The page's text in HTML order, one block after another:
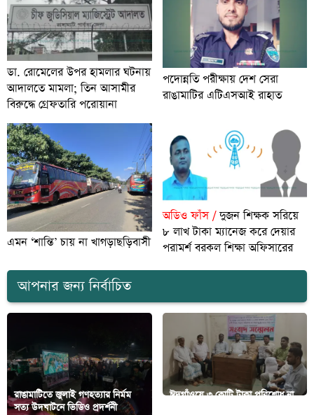
ডা. রোমেলের উপর হামলার ঘটনায়
আদালতে মামলা; তিন আসামীর
বিরুদ্ধে গ্রেফতারি পরোয়ানা
পদোন্নতি পরীক্ষায় দেশ সেরা
রাঙামাটির এটিএসআই রাহাত
এমন ‘শান্তি’ চায় না খাগড়াছড়িবাসী
অডিও ফাঁস /দুজন শিক্ষক সরিয়ে
৮ লাখ টাকা ম্যানেজ করে দেয়ার
পরামর্শ বরকল শিক্ষা অফিসারের
আপনার জন্য নির্বাচিত
রাঙামাটিতে জুলাই গণহত্যার নির্মম
সত্য উদঘাটনে ভিডিও প্রদর্শনী
ঈদগাঁওয়ে ৩ কোটি টাকা পরিশোধ না